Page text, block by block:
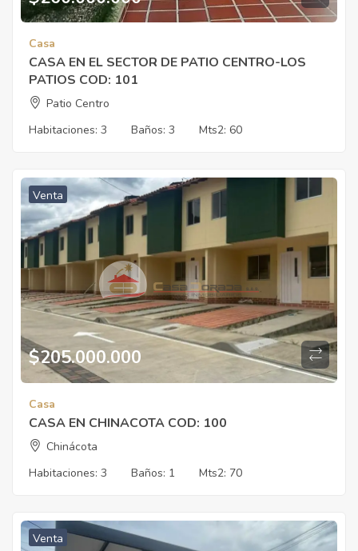
Casa
CASA EN EL SECTOR DE PATIO CENTRO-LOS
PATIOS COD: 101
Patio Centro
Habitaciones: 3 Baños: 3 Mts2: 60
Venta
$205.000.000
Casa
CASA EN CHINACOTA COD: 100
Chinácota
Habitaciones: 3 Baños: 1 Mts2: 70
Venta